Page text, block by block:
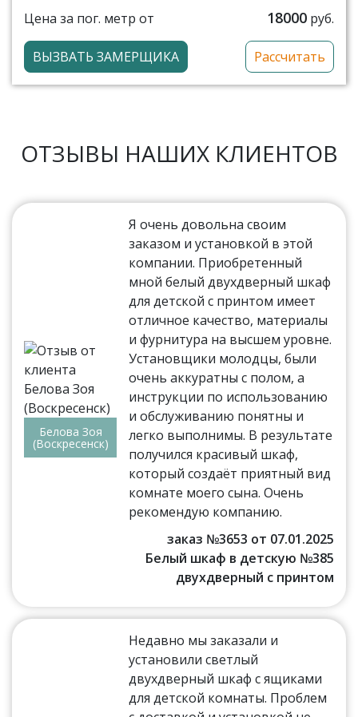
Цена за пог. метр от
18000 руб.
ВЫЗВАТЬ ЗАМЕРЩИКА Рассчитать
ОТЗЫВЫ НАШИХ КЛИЕНТОВ
Белова Зоя
(Воскресенск)
Я очень довольна своим
заказом и установкой в этой
компании. Приобретенный
мной белый двухдверный шкаф
для детской с принтом имеет
отличное качество, материалы
и фурнитура на высшем уровне.
Установщики молодцы, были
очень аккуратны с полом, а
инструкции по использованию
и обслуживанию понятны и
легко выполнимы. В результате
получился красивый шкаф,
который создаёт приятный вид
комнате моего сына. Очень
рекомендую компанию.
заказ №3653 от 07.01.2025
Белый шкаф в детскую №385
двухдверный с принтом
Недавно мы заказали и
установили светлый
двухдверный шкаф с ящиками
для детской комнаты. Проблем